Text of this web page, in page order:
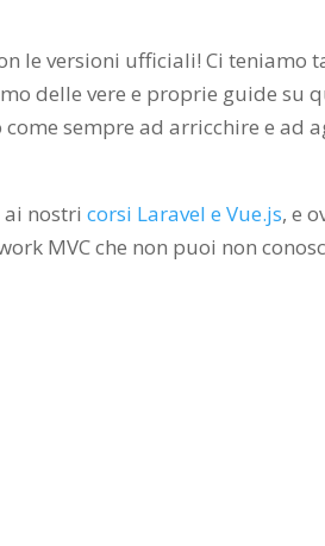
le versioni ufficiali! Ci teniamo
delle vere e proprie guide su
sempre ad arricchire e ad
ai nostricorsi Laravel e Vue.js, e
MVC che non puoi non